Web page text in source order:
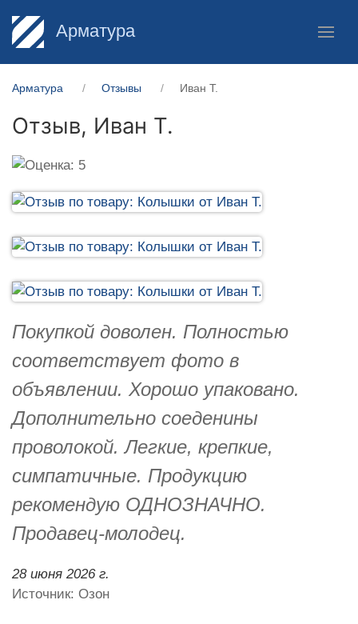
Арматура
Арматура Отзывы Иван Т.
Отзыв, Иван Т.
Покупкой доволен. Полностью
соответствует фото в
объявлении. Хорошо упаковано.
Дополнительно соеденины
проволокой. Легкие, крепкие,
симпатичные. Продукцию
рекомендую ОДНОЗНАЧНО.
Продавец-молодец.
28 июня 2026 г.
Источник: Озон